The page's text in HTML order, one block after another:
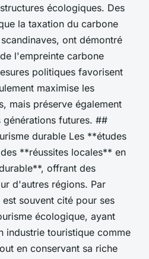
écologiques. Des
la taxation du carbone
ont démontré
l'empreinte carbone
politiques favorisent
maximise les
mais préserve également
futures. ##
durable Les **études
**réussites locales** en
offrant des
d'autres régions. Par
souvent cité pour ses
écologique, ayant
industrie touristique comme
en conservant sa riche